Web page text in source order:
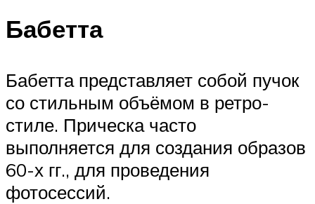
Бабетта
Бабетта представляет собой пучок
со стильным объёмом в ретро-
стиле. Прическа часто
выполняется для создания образов
60-х гг., для проведения
фотосессий.